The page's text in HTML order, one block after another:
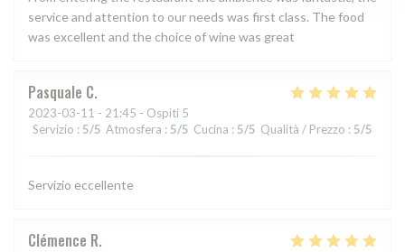
service and attention to our needs was first class. The food
was excellent and the choice of wine was great
Pasquale C
2023-03-11 - 21:45 - Ospiti 5
Servizio : 5/5 Atmosfera : 5/5 Cucina : 5/5 Qualità / Prezzo : 5/5
Servizio eccellente
Clémence R